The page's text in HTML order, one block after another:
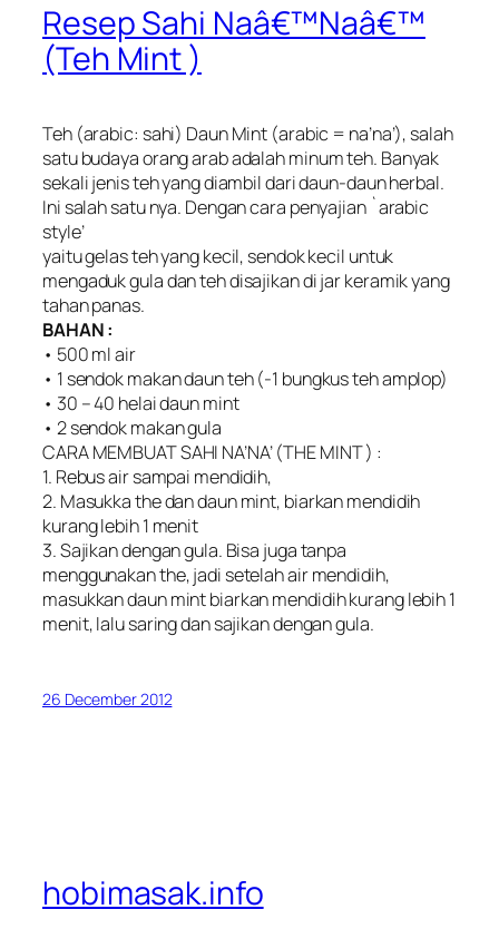
Resep Sahi Naâ€™Naâ€™
(Teh Mint )
Teh (arabic: sahi) Daun Mint (arabic = na’na’), salah
satu budaya orang arab adalah minum teh. Banyak
sekali jenis teh yang diambil dari daun-daun herbal.
Ini salah satu nya. Dengan cara penyajian `arabic
style’
yaitu gelas teh yang kecil, sendok kecil untuk
mengaduk gula dan teh disajikan di jar keramik yang
tahan panas.
BAHAN :
• 500 ml air
• 1 sendok makan daun teh (-1 bungkus teh amplop)
• 30 – 40 helai daun mint
• 2 sendok makan gula
CARA MEMBUAT SAHI NA’NA’ (THE MINT ) :
1. Rebus air sampai mendidih,
2. Masukka the dan daun mint, biarkan mendidih
kurang lebih 1 menit
3. Sajikan dengan gula. Bisa juga tanpa
menggunakan the, jadi setelah air mendidih,
masukkan daun mint biarkan mendidih kurang lebih 1
menit, lalu saring dan sajikan dengan gula.
26 December 2012
hobimasak.info